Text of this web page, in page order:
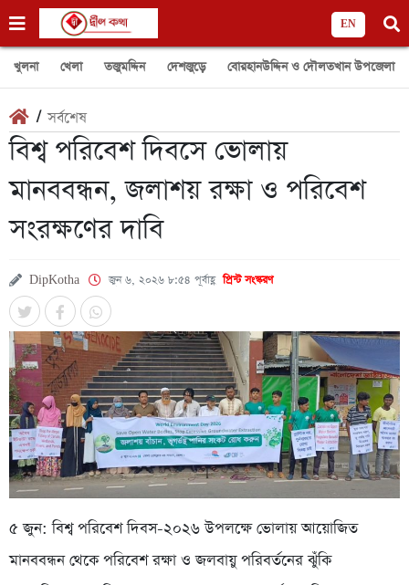
EN
খুলনা খেলা তজুমদ্দিন দেশজুড়ে বোরহানউদ্দিন ও দৌলতখান উপজেলা
/সর্বশেষ
বিশ্ব পরিবেশ দিবসে ভোলায়
মানববন্ধন, জলাশয় রক্ষা ও পরিবেশ
সংরক্ষণের দাবি
DipKotha জুন ৬, ২০২৬ ৮:৫৪ পূর্বাহ্ণপ্রিন্ট সংস্করণ
৫ জুন: বিশ্ব পরিবেশ দিবস-২০২৬ উপলক্ষে ভোলায় আয়োজিত
মানববন্ধন থেকে পরিবেশ রক্ষা ও জলবায়ু পরিবর্তনের ঝুঁকি